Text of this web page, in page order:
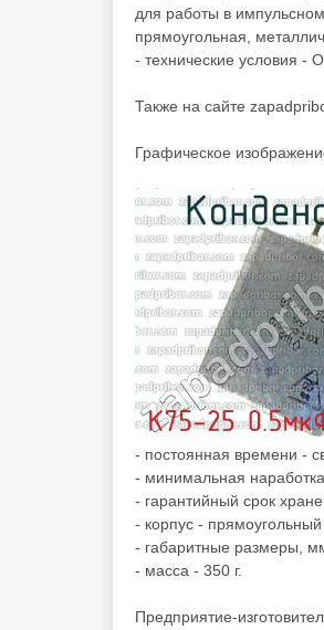
для работы в
прямоугольная,
- технические условия -
Также на сайте
Графическое
- постоянная времени -
- минимальная
- гарантийный срок
- корпус -
- габаритные размеры,
- масса - 350 г.
Предприятие-